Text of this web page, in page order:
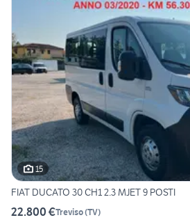
15
FIAT DUCATO 30 CH1 2.3 MJET 9 POSTI
22.800 €Treviso(TV)